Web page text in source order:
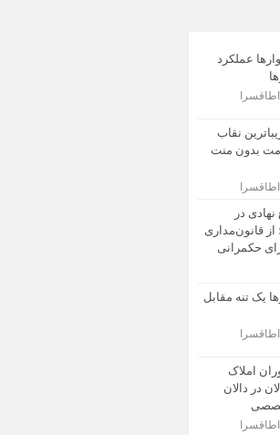
عملکرد
نقاب
بدون منت
در
از قانون‌مداری
حکمرانی
یک تنه مقابل
املاک
در دالان